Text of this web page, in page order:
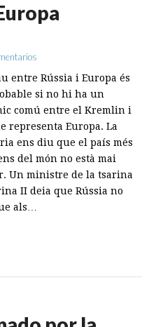
entre Rússia i Europa és
si no hi ha un
comú entre el Kremlin i
representa Europa. La
ens diu que el país més
del món no està mai
Un ministre de la tsarina
II deia que Rússia no
als…